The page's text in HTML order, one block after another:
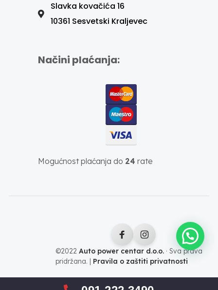
Slavka kovačića 16
10361 Sesvetski Kraljevec
Načini plaćanja:
Mogućnost plaćanja do 24 rate
©2022 Auto power centar d.o.o.· Sva prava
pridržana. | Pravila o zaštiti privatnosti